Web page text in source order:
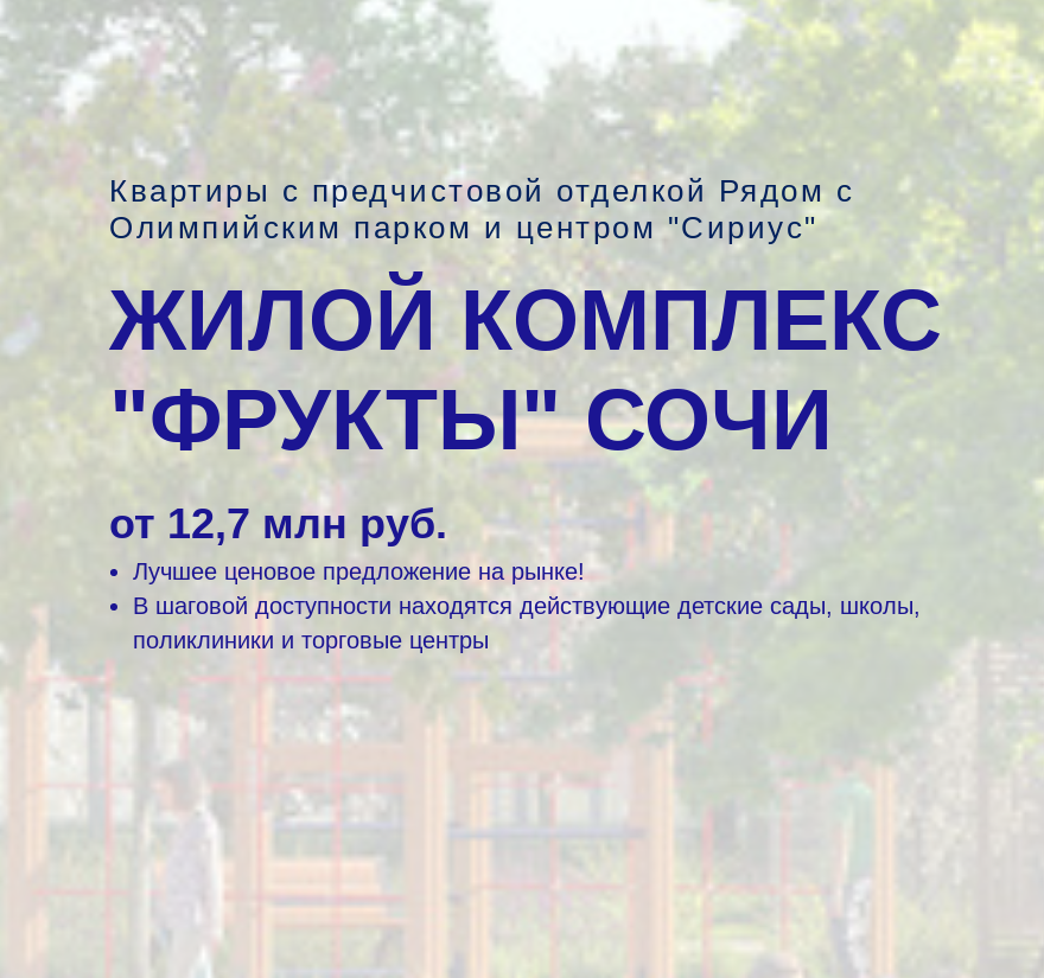
Квартиры с предчистовой отделкой Рядом с
Олимпийским парком и центром "Сириус"
ЖИЛОЙ КОМПЛЕКС
"ФРУКТЫ" СОЧИ
от 12,7 млн руб.
Лучшее ценовое предложение на рынке!
В шаговой доступности находятся действующие детские сады, школы,
поликлиники и торговые центры